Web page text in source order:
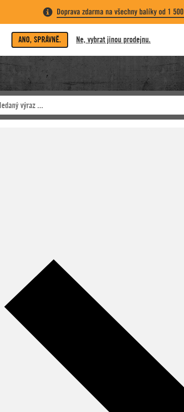
Doprava zdarma na všechny balíky od 1
ANO, SPRÁVNĚ. Ne, vybrat jinou prodejnu.